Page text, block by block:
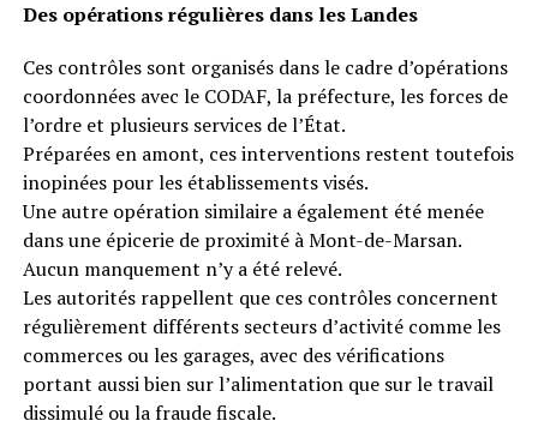
Des opérations régulières dans les Landes
Ces contrôles sont organisés dans le cadre d’opérations
coordonnées avec le CODAF, la préfecture, les forces de
l’ordre et plusieurs services de l’État.
Préparées en amont, ces interventions restent toutefois
inopinées pour les établissements visés.
Une autre opération similaire a également été menée
dans une épicerie de proximité à Mont-de-Marsan.
Aucun manquement n’y a été relevé.
Les autorités rappellent que ces contrôles concernent
régulièrement différents secteurs d’activité comme les
commerces ou les garages, avec des vérifications
portant aussi bien sur l’alimentation que sur le travail
dissimulé ou la fraude fiscale.